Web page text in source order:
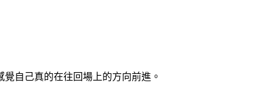
自己真的在往回場上的方向前進。